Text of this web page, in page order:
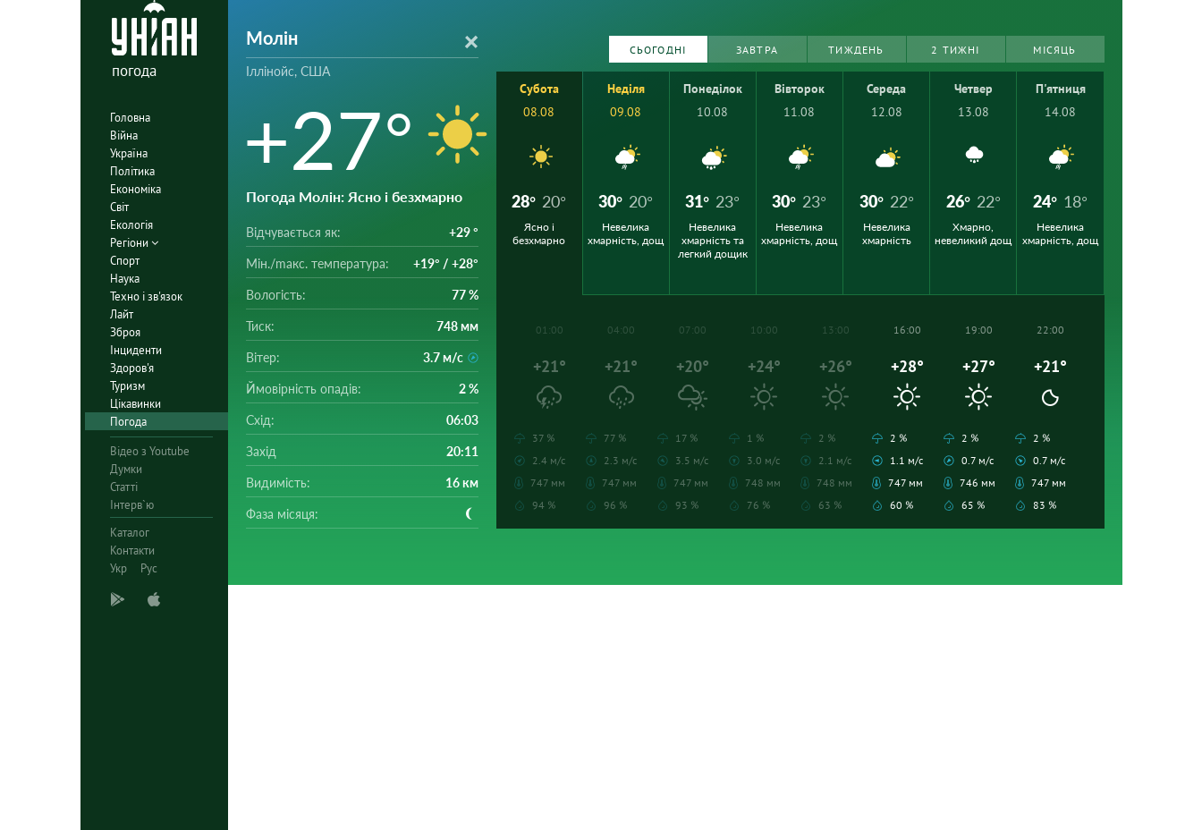
погода
Головна
Війна
Україна
Політика
Економіка
Світ
Екологія
Регіони
Спорт
Наука
Техно і зв'язок
Лайт
Зброя
Інциденти
Здоров'я
Туризм
Цікавинки
Погода
Відео з Youtube
Думки
Статті
Інтерв`ю
Каталог
Контакти
Укр
Рус
Молін
Іллінойс, США
+27°
Погода Молін: Ясно і безхмарно
Відчувається як: +29 °
Мін./mакс. температура: +19° / +28°
Вологість: 77 %
Тиск: 748 мм
Вітер: 3.7 м/с
Ймовірність опадів: 2 %
Схід: 06:03
Захід 20:11
Видимість: 16 км
Фаза місяця:
СЬОГОДНІ ЗАВТРА ТИЖДЕНЬ 2 ТИЖНІ МІСЯЦЬ
Субота
08.08
28° 20°
Ясно і
безхмарно
Неділя
09.08
30° 20°
Невелика
хмарність, дощ
Понеділок
10.08
31° 23°
Невелика
хмарність та
легкий дощик
Вівторок
11.08
30° 23°
Невелика
хмарність, дощ
Середа
12.08
30° 22°
Невелика
хмарність
Четвер
13.08
26° 22°
Хмарно,
невеликий дощ
П'ятниця
14.08
24° 18°
Невелика
хмарність, дощ
01:00
+21°
37 %
2.4 м/с
747 мм
94 %
04:00
+21°
77 %
2.3 м/с
747 мм
96 %
07:00
+20°
17 %
3.5 м/с
747 мм
93 %
10:00
+24°
1 %
3.0 м/с
748 мм
76 %
13:00
+26°
2 %
2.1 м/с
748 мм
63 %
16:00
+28°
2 %
1.1 м/с
747 мм
60 %
19:00
+27°
2 %
0.7 м/с
746 мм
65 %
22:00
+21°
2 %
0.7 м/с
747 мм
83 %